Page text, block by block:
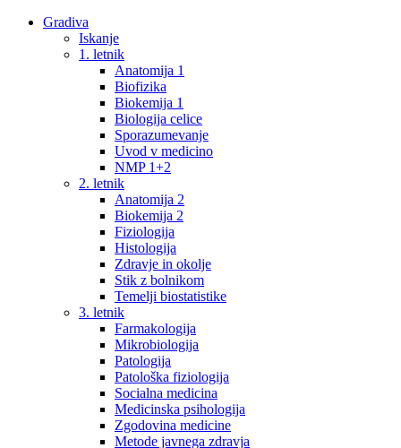
Gradiva
Iskanje
1. letnik
Anatomija 1
Biofizika
Biokemija 1
Biologija celice
Sporazumevanje
Uvod v medicino
NMP 1+2
2. letnik
Anatomija 2
Biokemija 2
Fiziologija
Histologija
Zdravje in okolje
Stik z bolnikom
Temelji biostatistike
3. letnik
Farmakologija
Mikrobiologija
Patologija
Patološka fiziologija
Socialna medicina
Medicinska psihologija
Zgodovina medicine
Metode javnega zdravja